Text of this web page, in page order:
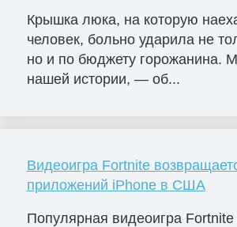
Крышка люка, на которую
человек, больно ударила не
но и по бюджету горожанина.
нашей истории, — об...
Видеоигра Fortnite
приложений iPhone в США
Популярная видеоигра Fortnite